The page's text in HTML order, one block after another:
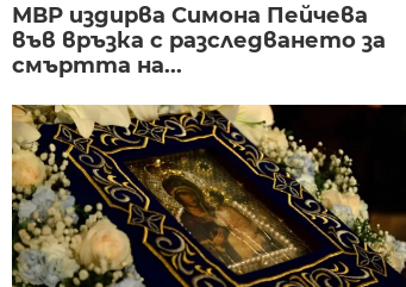
МВР издирва Симона Пейчева
във връзка с разследването за
смъртта на...